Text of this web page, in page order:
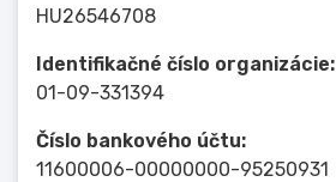
HU26546708
Identifikačné číslo organizácie:
01-09-331394
Číslo bankového účtu:
11600006-00000000-95250931